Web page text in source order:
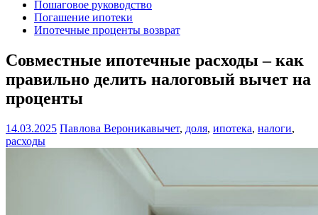
Пошаговое руководство
Погашение ипотеки
Ипотечные проценты возврат
Совместные ипотечные расходы – как
правильно делить налоговый вычет на
проценты
14.03.2025 Павлова Вероникавычет, доля, ипотека, налоги,
расходы